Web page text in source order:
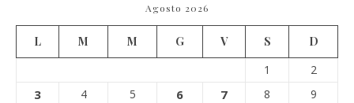
Agosto 2026
L M M G V S
D
1
2
3 4 5 6 7 8
9